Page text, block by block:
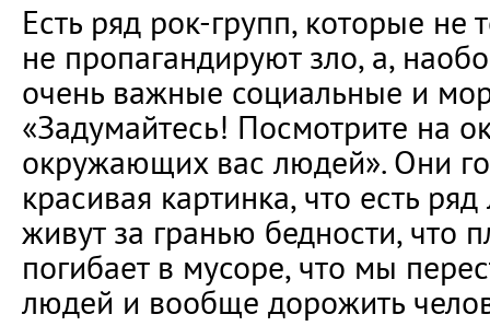
Есть ряд рок-групп, которые не
не пропагандируют зло, а,
очень важные социальные и
«Задумайтесь! Посмотрите на
окружающих вас людей». Они
красивая картинка, что есть
живут за гранью бедности, что
погибает в мусоре, что мы
людей и вообще дорожить